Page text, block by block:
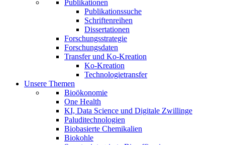
Publikationen
Publikationssuche
Schriftenreihen
Dissertationen
Forschungsstrategie
Forschungsdaten
Transfer und Ko-Kreation
Ko-Kreation
Technologietransfer
Unsere Themen
Bioökonomie
One Health
KI, Data Science und Digitale Zwillinge
Paluditechnologien
Biobasierte Chemikalien
Biokohle